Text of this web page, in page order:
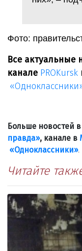
Фото:
Все актуальные
канале PROKursk
Больше новостей
правда», канале в
«Одноклассники».
Читайте